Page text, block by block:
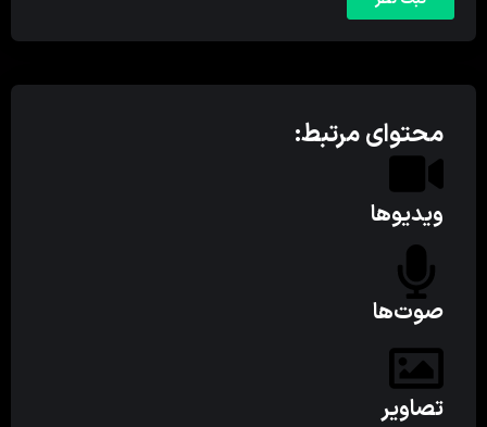
محتوای مرتبط:
ویدیوها
صوت‌ها
تصاویر